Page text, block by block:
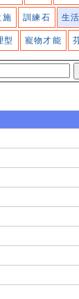
施 訓練石 生
型 寵物才能